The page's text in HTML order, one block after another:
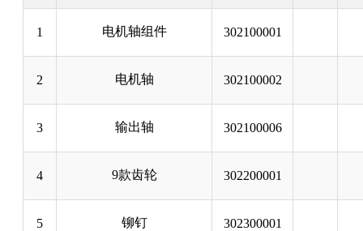
1 电机轴组件 302100001
2 电机轴 302100002
3 输出轴 302100006
4 9款齿轮 302200001
5 铆钉 302300001